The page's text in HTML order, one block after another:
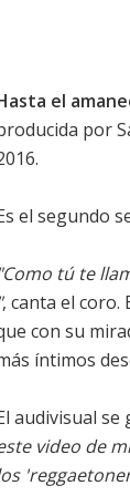
el
por
el segundo
"Como tú te
", canta el coro.
con su
íntimos
audivisual
video de